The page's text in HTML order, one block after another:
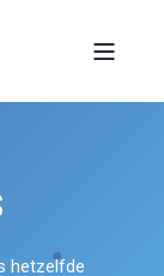
hetzelfde